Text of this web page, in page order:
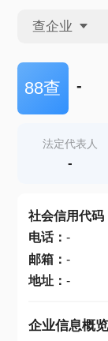
查企业
查企业
查产地
88查 -
法定代表人
-
社会信用代码
电话： -
邮箱： -
地址： -
企业信息概览